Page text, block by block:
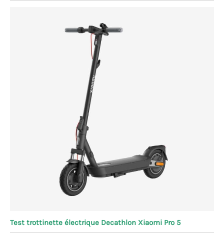
Test trottinette électrique Decathlon Xiaomi Pro 5